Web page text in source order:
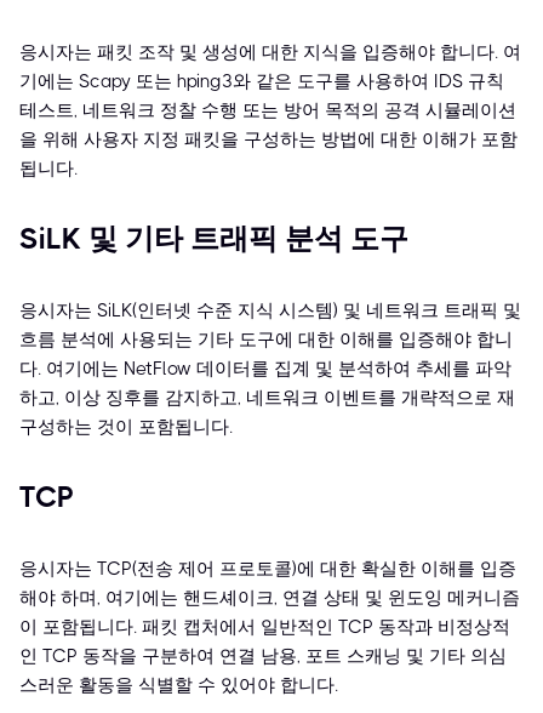
응시자는 패킷 조작 및 생성에 대한 지식을 입증해야 합니다. 여
기에는 Scapy 또는 hping3와 같은 도구를 사용하여 IDS 규칙
테스트, 네트워크 정찰 수행 또는 방어 목적의 공격 시뮬레이션
을 위해 사용자 지정 패킷을 구성하는 방법에 대한 이해가 포함
됩니다.
SiLK 및 기타 트래픽 분석 도구
응시자는 SiLK(인터넷 수준 지식 시스템) 및 네트워크 트래픽 및
흐름 분석에 사용되는 기타 도구에 대한 이해를 입증해야 합니
다. 여기에는 NetFlow 데이터를 집계 및 분석하여 추세를 파악
하고, 이상 징후를 감지하고, 네트워크 이벤트를 개략적으로 재
구성하는 것이 포함됩니다.
TCP
응시자는 TCP(전송 제어 프로토콜)에 대한 확실한 이해를 입증
해야 하며, 여기에는 핸드셰이크, 연결 상태 및 윈도잉 메커니즘
이 포함됩니다. 패킷 캡처에서 일반적인 TCP 동작과 비정상적
인 TCP 동작을 구분하여 연결 남용, 포트 스캐닝 및 기타 의심
스러운 활동을 식별할 수 있어야 합니다.